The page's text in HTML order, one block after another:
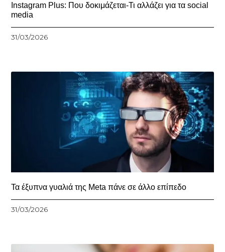
Instagram Plus: Που δοκιμάζεται-Τι αλλάζει για τα social
media
31/03/2026
Τα έξυπνα γυαλιά της Meta πάνε σε άλλο επίπεδο
31/03/2026